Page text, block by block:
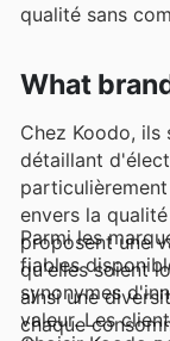
qualité sans
What
Chez Koodo,
détaillant
envers la
proposent une
qu'elles soient
ainsi une
chaque
Parmi les
fiables
synonymes
valeur. Les